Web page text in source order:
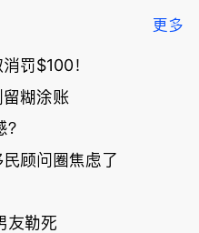
单；房市崩
盘前兆？加
国租赁市场
恐迎暴跌危
夫妻住进殡
更多
罚$100！
糊涂账
顾问圈焦虑了
友勒死